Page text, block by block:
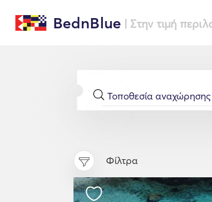
BednBlue | Στην τιμή
Φίλτρα